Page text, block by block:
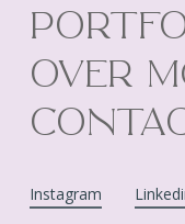
OVER
Instagram